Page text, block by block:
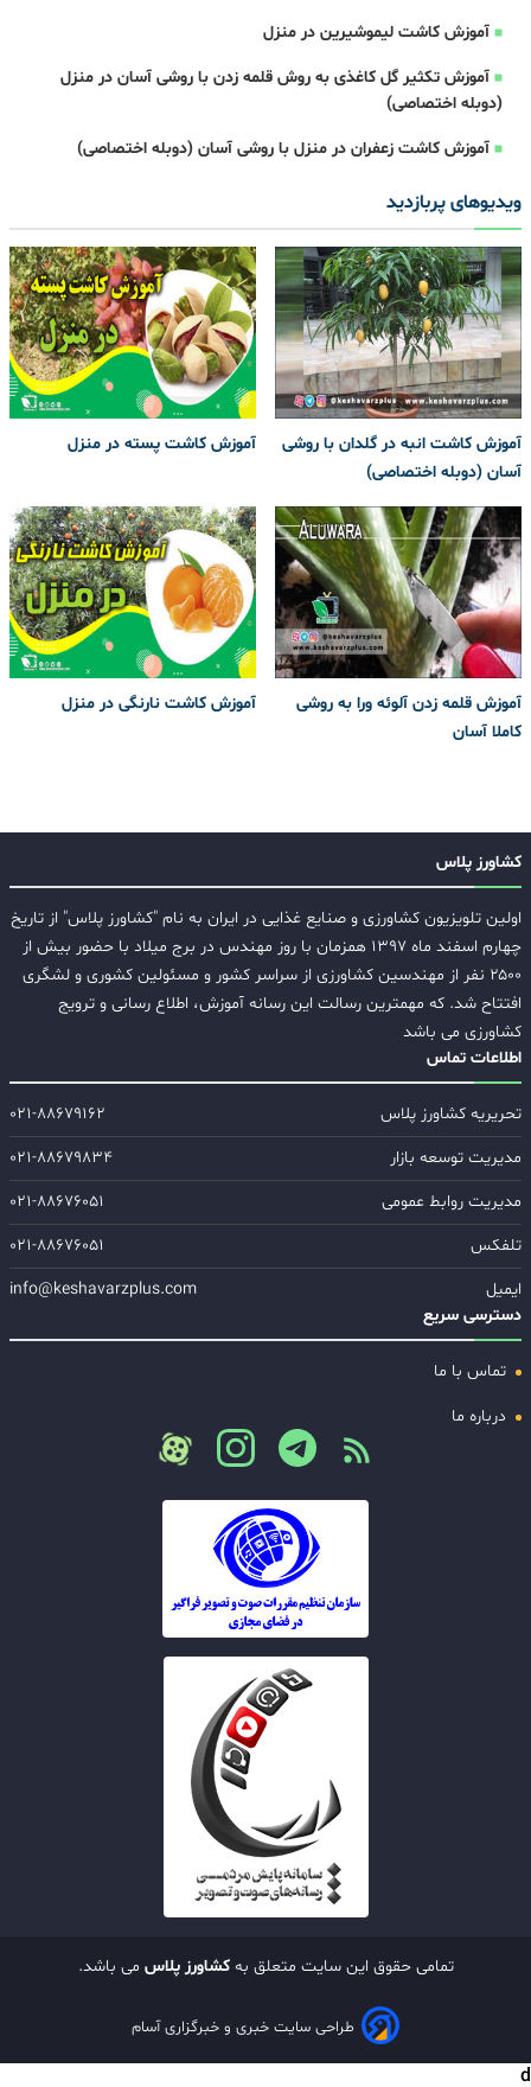
آموزش کاشت لیموشیرین در منزل
آموزش تکثیر گل کاغذی به روش قلمه زدن با روشی آسان در منزل
(دوبله اختصاصی)
آموزش کاشت زعفران در منزل با روشی آسان (دوبله اختصاصی)
ویدیوهای پربازدید
آموزش کاشت انبه در گلدان با روشی
آسان (دوبله اختصاصی)
آموزش کاشت پسته در منزل
آموزش قلمه زدن آلوئه ورا به روشی
کاملا آسان
آموزش کاشت نارنگی در منزل
کشاورز پلاس
اولین تلویزیون کشاورزی و صنایع غذایی در ایران به نام "کشاورز پلاس" از تاریخ
چهارم اسفند ماه ۱۳۹۷ همزمان با روز مهندس در برج میلاد با حضور بیش از
۲۵۰۰ نفر از مهندسین کشاورزی از سراسر کشور و مسئولین کشوری و لشگری
افتتاح شد. که مهمترین رسالت این رسانه آموزش، اطلاع رسانی و ترویج
کشاورزی می باشد
اطلاعات تماس
تحریریه کشاورز پلاس
۰۲۱-۸۸۶۷۹۱۶۲
مدیریت توسعه بازار
۰۲۱-۸۸۶۷۹۸۳۴
مدیریت روابط عمومی
۰۲۱-۸۸۶۷۶۰۵۱
تلفکس
۰۲۱-۸۸۶۷۶۰۵۱
ایمیل
info@keshavarzplus.com
دسترسی سریع
تماس با ما
درباره ما
تمامی حقوق این سایت متعلق بهکشاورز پلاس می باشد.
طراحی سایت خبری و خبرگزاری آسام
d